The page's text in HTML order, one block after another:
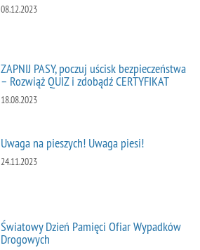
08.12.2023
ZAPNIJ PASY, poczuj uścisk bezpieczeństwa
– Rozwiąż QUIZ i zdobądź CERTYFIKAT
18.08.2023
Uwaga na pieszych! Uwaga piesi!
24.11.2023
Światowy Dzień Pamięci Ofiar Wypadków
Drogowych